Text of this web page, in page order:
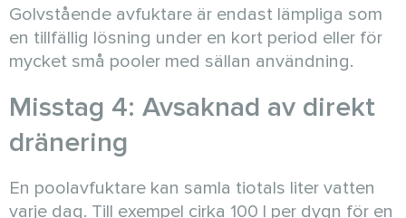
Golvstående avfuktare är endast lämpliga som
en tillfällig lösning under en kort period eller för
mycket små pooler med sällan användning.
Misstag 4: Avsaknad av direkt
dränering
En poolavfuktare kan samla tiotals liter vatten
varje dag. Till exempel cirka 100 l per dygn för en